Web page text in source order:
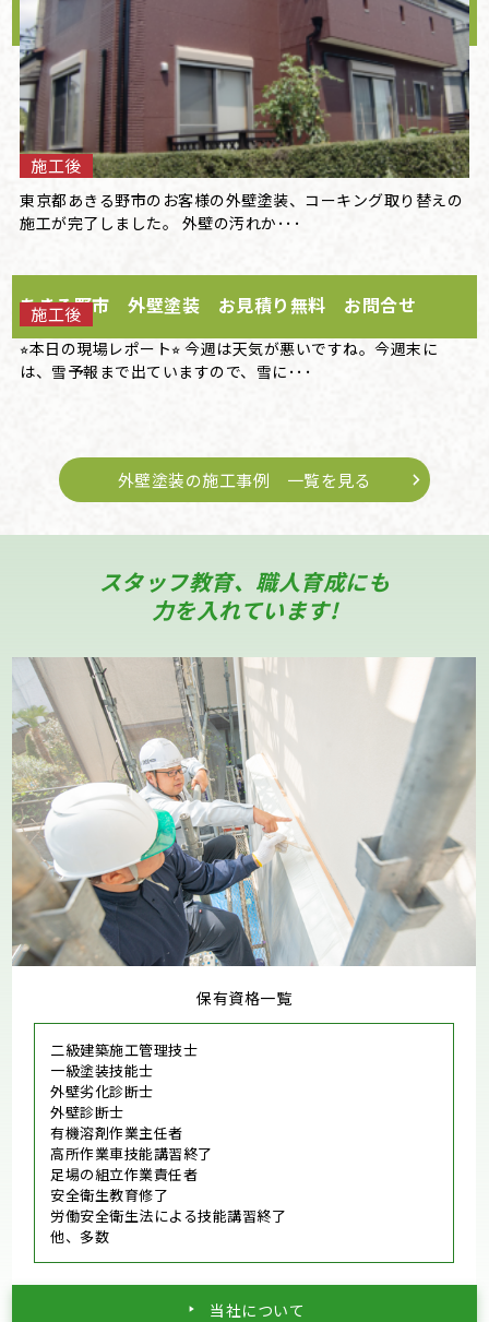
施工後
東京都あきる野市のお客様の外壁塗装、コーキング取り替えの
施工が完了しました。 外壁の汚れか･･･
あきる野市 外壁塗装 お見積り無料 お問合せ
施工後
⭐︎本日の現場レポート⭐︎ 今週は天気が悪いですね。今週末に
は、雪予報まで出ていますので、雪に･･･
外壁塗装の施工事例 一覧を見る
スタッフ教育、職人育成にも
力を入れています!
保有資格一覧
二級建築施工管理技士
一級塗装技能士
外壁劣化診断士
外壁診断士
有機溶剤作業主任者
高所作業車技能講習終了
足場の組立作業責任者
安全衛生教育修了
労働安全衛生法による技能講習終了
他、多数
当社について